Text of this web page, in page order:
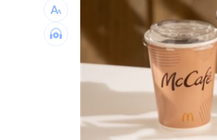
白海豚逼近強降雨 石門單
專家喊台股「下週噴千點」
男星拍足球戲正中要害 導
父親節辭世 前彰化市代蔡
補充兵12天也不服！男連2次